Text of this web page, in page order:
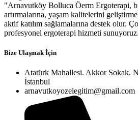
"Arnavutköy Bolluca Öerm Ergoterapi,
artırmalarına, yaşam kalitelerini
aktif katılım sağlamalarına destek olur.
profesyonel ergoterapi hizmeti
Bize Ulaşmak İçin
Atatürk Mahallesi. Akkor Sokak.
İstanbul
arnavutkoyozelegitim@gmail.com